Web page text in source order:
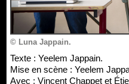
© Luna Jappain.
Texte : Yeelem Jappain.
Mise en scène : Yeelem
Avec : Vincent Chappet et